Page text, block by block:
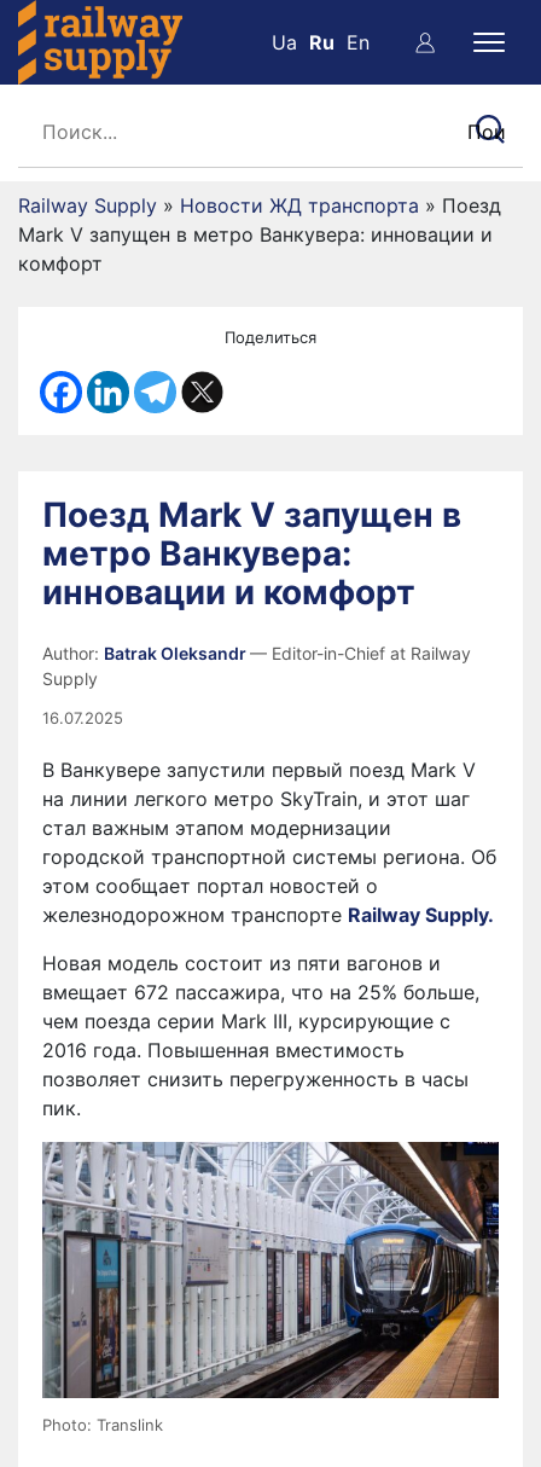
Ua Ru En
Railway Supply » Новости ЖД транспорта » Поезд
Mark V запущен в метро Ванкувера: инновации и
комфорт
Поделиться
Поезд Mark V запущен в
метро Ванкувера:
инновации и комфорт
Author: Batrak Oleksandr— Editor-in-Chief at Railway
Supply
16.07.2025
В Ванкувере запустили первый поезд Mark V
на линии легкого метро SkyTrain, и этот шаг
стал важным этапом модернизации
городской транспортной системы региона. Об
этом сообщает портал новостей о
железнодорожном транспорте Railway Supply.
Новая модель состоит из пяти вагонов и
вмещает 672 пассажира, что на 25% больше,
чем поезда серии Mark III, курсирующие с
2016 года. Повышенная вместимость
позволяет снизить перегруженность в часы
пик.
Photo: Translink